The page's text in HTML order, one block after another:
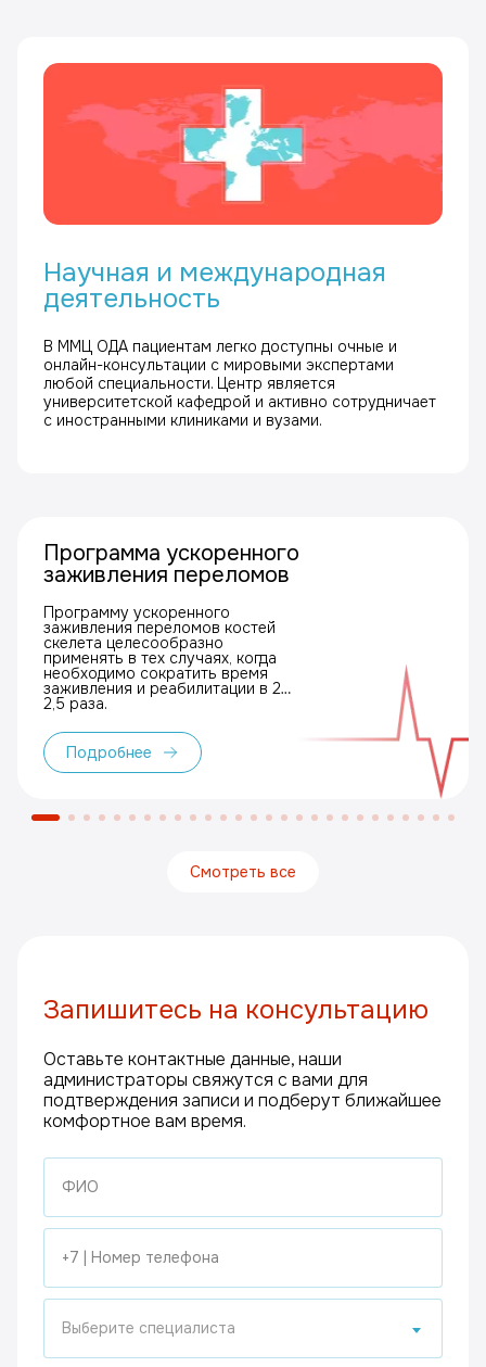
Научная и международная
деятельность
В ММЦ ОДА пациентам легко доступны очные и
онлайн-консультации с мировыми экспертами
любой специальности. Центр является
университетской кафедрой и активно сотрудничает
с иностранными клиниками и вузами.
Программа ускоренного
заживления переломов
Программу ускоренного
заживления переломов костей
скелета целесообразно
применять в тех случаях, когда
необходимо сократить время
заживления и реабилитации в 2–
2,5 раза.
Подробнее
Смотреть все
Запишитесь на консультацию
Оставьте контактные данные, наши
администраторы свяжутся с вами для
подтверждения записи и подберут ближайшее
комфортное вам время.
Выберите специалиста